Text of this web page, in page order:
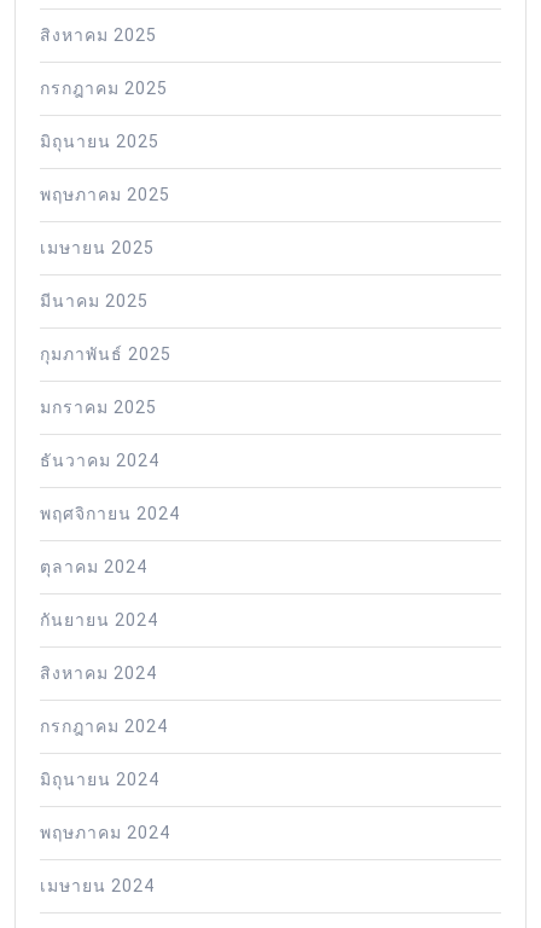
สิงหาคม 2025
กรกฎาคม 2025
มิถุนายน 2025
พฤษภาคม 2025
เมษายน 2025
มีนาคม 2025
กุมภาพันธ์ 2025
มกราคม 2025
ธันวาคม 2024
พฤศจิกายน 2024
ตุลาคม 2024
กันยายน 2024
สิงหาคม 2024
กรกฎาคม 2024
มิถุนายน 2024
พฤษภาคม 2024
เมษายน 2024